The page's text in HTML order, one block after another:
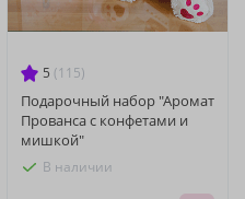
5 (115)
Подарочный набор "Аромат
Прованса с конфетами и
мишкой"
В наличии